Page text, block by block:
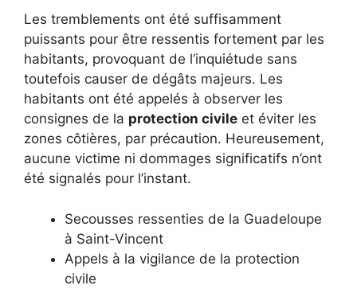
Les tremblements ont été suffisamment
puissants pour être ressentis fortement par les
habitants, provoquant de l’inquiétude sans
toutefois causer de dégâts majeurs. Les
habitants ont été appelés à observer les
consignes de la protection civile et éviter les
zones côtières, par précaution. Heureusement,
aucune victime ni dommages significatifs n’ont
été signalés pour l’instant.
Secousses ressenties de la Guadeloupe
à Saint-Vincent
Appels à la vigilance de la protection
civile